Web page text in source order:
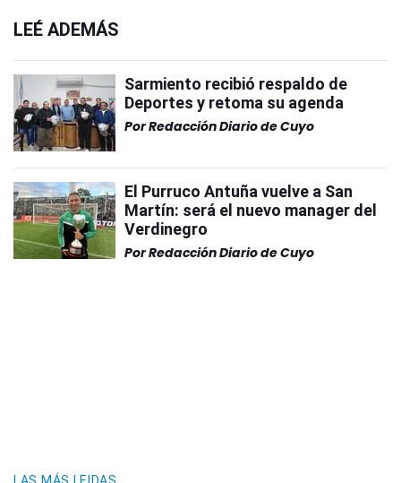
LEÉ ADEMÁS
Sarmiento recibió respaldo de
Deportes y retoma su agenda
PorRedacción Diario de Cuyo
El Purruco Antuña vuelve a San
Martín: será el nuevo manager del
Verdinegro
PorRedacción Diario de Cuyo